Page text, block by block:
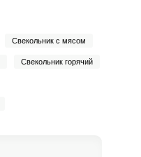
Свекольник с мясом
Свекольник горячий